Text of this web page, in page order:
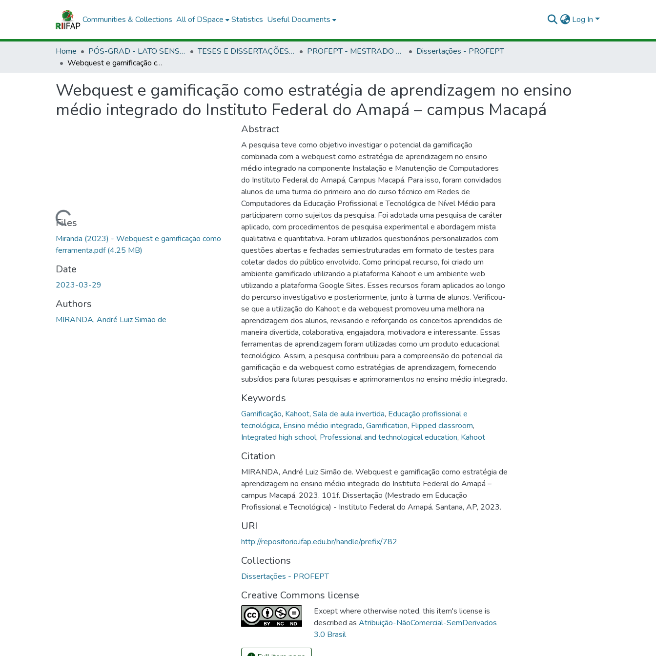
Communities & Collections All of DSpace Statistics Useful Documents Log In
Home PÓS-GRAD - LATO SENSU E STRICTO SENSU TESES E DISSERTAÇÕES DEFENDIDAS NO IFAP PROFEPT - MESTRADO PROFISSIONAL EM EDUCAÇÃO PROFISSIONAL E TECNOLÓGICA
Dissertações - PROFEPT
Webquest e gamificação como estratégia de aprendizagem no ensino médio integrado do Instituto Federal do Amapá – campus Macapá
Webquest e gamificação como estratégia de aprendizagem no ensino
médio integrado do Instituto Federal do Amapá – campus Macapá
Loading...
Files
Miranda (2023) - Webquest e gamificação como
ferramenta.pdf(4.25 MB)
Date
2023-03-29
Authors
MIRANDA, André Luiz Simão de
Abstract
A pesquisa teve como objetivo investigar o potencial da gamificação
combinada com a webquest como estratégia de aprendizagem no ensino
médio integrado na componente Instalação e Manutenção de Computadores
do Instituto Federal do Amapá, Campus Macapá. Para isso, foram convidados
alunos de uma turma do primeiro ano do curso técnico em Redes de
Computadores da Educação Profissional e Tecnológica de Nível Médio para
participarem como sujeitos da pesquisa. Foi adotada uma pesquisa de caráter
aplicado, com procedimentos de pesquisa experimental e abordagem mista
qualitativa e quantitativa. Foram utilizados questionários personalizados com
questões abertas e fechadas semiestruturadas em formato de testes para
coletar dados do público envolvido. Como principal recurso, foi criado um
ambiente gamificado utilizando a plataforma Kahoot e um ambiente web
utilizando a plataforma Google Sites. Esses recursos foram aplicados ao longo
do percurso investigativo e posteriormente, junto à turma de alunos. Verificou-
se que a utilização do Kahoot e da webquest promoveu uma melhora na
aprendizagem dos alunos, revisando e reforçando os conceitos aprendidos de
maneira divertida, colaborativa, engajadora, motivadora e interessante. Essas
ferramentas de aprendizagem foram utilizadas como um produto educacional
tecnológico. Assim, a pesquisa contribuiu para a compreensão do potencial da
gamificação e da webquest como estratégias de aprendizagem, fornecendo
subsídios para futuras pesquisas e aprimoramentos no ensino médio integrado.
Keywords
Gamificação, Kahoot, Sala de aula invertida, Educação profissional e
tecnológica, Ensino médio integrado, Gamification, Flipped classroom,
Integrated high school, Professional and technological education, Kahoot
Citation
MIRANDA, André Luiz Simão de. Webquest e gamificação como estratégia de
aprendizagem no ensino médio integrado do Instituto Federal do Amapá –
campus Macapá. 2023. 101f. Dissertação (Mestrado em Educação
Profissional e Tecnológica) - Instituto Federal do Amapá. Santana, AP, 2023.
URI
http://repositorio.ifap.edu.br/handle/prefix/782
Collections
Dissertações - PROFEPT
Creative Commons license
Except where otherwise noted, this item's license is
described as Atribuição-NãoComercial-SemDerivados
3.0 Brasil